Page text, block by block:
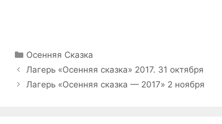
Рубрики
Осенняя Сказка
Навигация
записи
Лагерь «Осенняя сказка» 2017. 31 октября
Лагерь «Осенняя сказка — 2017» 2 ноября